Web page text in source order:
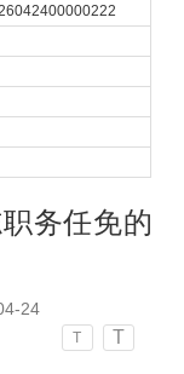
务任免的
24
T T